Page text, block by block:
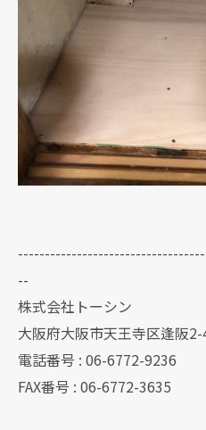
--
株式会社トーシン
大阪府大阪市天王寺区逢阪
電話番号 : 06-6772-9236
FAX番号 : 06-6772-3635